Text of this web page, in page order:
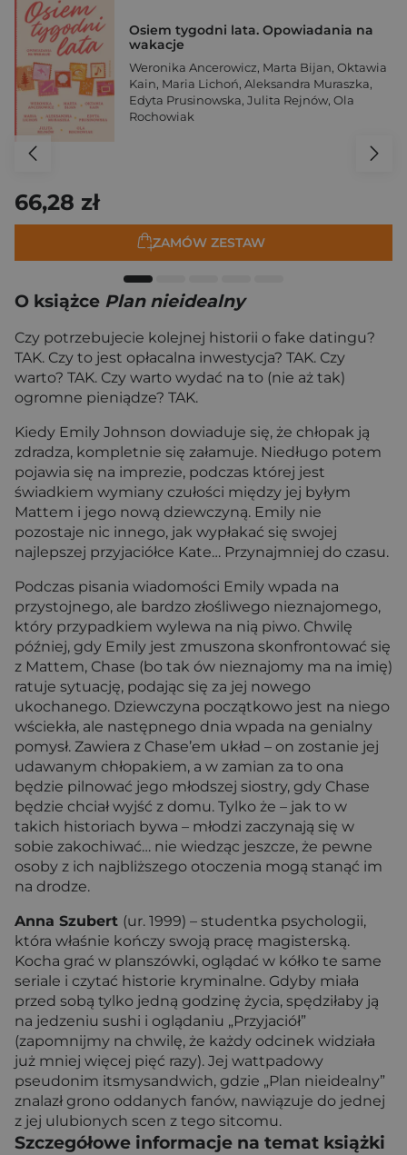
Osiem tygodni lata. Opowiadania na
wakacje
Weronika Ancerowicz, Marta Bijan, Oktawia
Kain, Maria Lichoń, Aleksandra Muraszka,
Edyta Prusinowska, Julita Rejnów, Ola
Rochowiak
66,28 zł
ZAMÓW ZESTAW
O książce Plan nieidealny
Czy potrzebujecie kolejnej historii o fake datingu?
TAK. Czy to jest opłacalna inwestycja? TAK. Czy
warto? TAK. Czy warto wydać na to (nie aż tak)
ogromne pieniądze? TAK.
Kiedy Emily Johnson dowiaduje się, że chłopak ją
zdradza, kompletnie się załamuje. Niedługo potem
pojawia się na imprezie, podczas której jest
świadkiem wymiany czułości między jej byłym
Mattem i jego nową dziewczyną. Emily nie
pozostaje nic innego, jak wypłakać się swojej
najlepszej przyjaciółce Kate… Przynajmniej do czasu.
Podczas pisania wiadomości Emily wpada na
przystojnego, ale bardzo złośliwego nieznajomego,
który przypadkiem wylewa na nią piwo. Chwilę
później, gdy Emily jest zmuszona skonfrontować się
z Mattem, Chase (bo tak ów nieznajomy ma na imię)
ratuje sytuację, podając się za jej nowego
ukochanego. Dziewczyna początkowo jest na niego
wściekła, ale następnego dnia wpada na genialny
pomysł. Zawiera z Chase’em układ – on zostanie jej
udawanym chłopakiem, a w zamian za to ona
będzie pilnować jego młodszej siostry, gdy Chase
będzie chciał wyjść z domu. Tylko że – jak to w
takich historiach bywa – młodzi zaczynają się w
sobie zakochiwać… nie wiedząc jeszcze, że pewne
osoby z ich najbliższego otoczenia mogą stanąć im
na drodze.
Anna Szubert (ur. 1999) – studentka psychologii,
która właśnie kończy swoją pracę magisterską.
Kocha grać w planszówki, oglądać w kółko te same
seriale i czytać historie kryminalne. Gdyby miała
przed sobą tylko jedną godzinę życia, spędziłaby ją
na jedzeniu sushi i oglądaniu „Przyjaciół”
(zapomnijmy na chwilę, że każdy odcinek widziała
już mniej więcej pięć razy). Jej wattpadowy
pseudonim itsmysandwich, gdzie „Plan nieidealny”
znalazł grono oddanych fanów, nawiązuje do jednej
z jej ulubionych scen z tego sitcomu.
Szczegółowe informacje na temat książki